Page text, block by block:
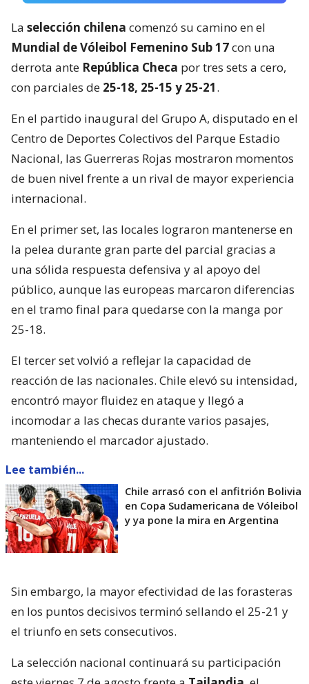
La selección chilena comenzó su camino en el
Mundial de Vóleibol Femenino Sub 17con una
derrota ante República Checa por tres sets a cero,
con parciales de 25-18, 25-15 y 25-21.
En el partido inaugural del Grupo A, disputado en el
Centro de Deportes Colectivos del Parque Estadio
Nacional, las Guerreras Rojas mostraron momentos
de buen nivel frente a un rival de mayor experiencia
internacional.
En el primer set, las locales lograron mantenerse en
la pelea durante gran parte del parcial gracias a
una sólida respuesta defensiva y al apoyo del
público, aunque las europeas marcaron diferencias
en el tramo final para quedarse con la manga por
25-18.
El tercer set volvió a reflejar la capacidad de
reacción de las nacionales. Chile elevó su intensidad,
encontró mayor fluidez en ataque y llegó a
incomodar a las checas durante varios pasajes,
manteniendo el marcador ajustado.
Lee también...
Chile arrasó con el anfitrión Bolivia
en Copa Sudamericana de Vóleibol
y ya pone la mira en Argentina
Sin embargo, la mayor efectividad de las forasteras
en los puntos decisivos terminó sellando el 25-21 y
el triunfo en sets consecutivos.
La selección nacional continuará su participación